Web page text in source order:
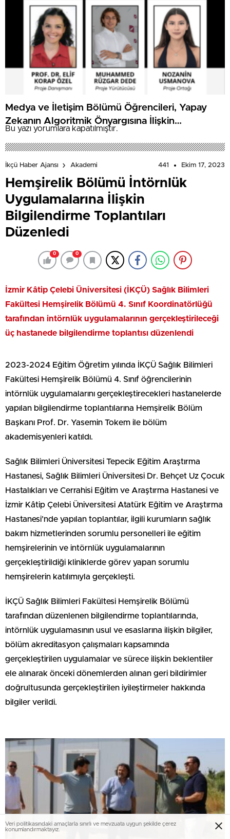
Medya ve İletişim Bölümü Öğrencileri, Yapay
Zekanın Algoritmik Önyargısına İlişkin
Farkındalık Düzeylerini Araştıracak
Bu yazı yorumlara kapatılmıştır.
İkçü Haber Ajansı Akademi 441 Ekim 17, 2023
Hemşirelik Bölümü İntörnlük
Uygulamalarına İlişkin
Bilgilendirme Toplantıları
Düzenledi
0 0
İzmir Kâtip Çelebi Üniversitesi (İKÇÜ) Sağlık Bilimleri
Fakültesi Hemşirelik Bölümü 4. Sınıf Koordinatörlüğü
tarafından intörnlük uygulamalarının gerçekleştirileceği
üç hastanede bilgilendirme toplantısı düzenlendi
2023-2024 Eğitim Öğretim yılında İKÇÜ Sağlık Bilimleri
Fakültesi Hemşirelik Bölümü 4. Sınıf öğrencilerinin
intörnlük uygulamalarını gerçekleştirecekleri hastanelerde
yapılan bilgilendirme toplantılarına Hemşirelik Bölüm
Başkanı Prof. Dr. Yasemin Tokem ile bölüm
akademisyenleri katıldı.
Sağlık Bilimleri Üniversitesi Tepecik Eğitim Araştırma
Hastanesi, Sağlık Bilimleri Üniversitesi Dr. Behçet Uz Çocuk
Hastalıkları ve Cerrahisi Eğitim ve Araştırma Hastanesi ve
İzmir Kâtip Çelebi Üniversitesi Atatürk Eğitim ve Araştırma
Hastanesi’nde yapılan toplantılar, ilgili kurumların sağlık
bakım hizmetlerinden sorumlu personelleri ile eğitim
hemşirelerinin ve intörnlük uygulamalarının
gerçekleştirildiği kliniklerde görev yapan sorumlu
hemşirelerin katılımıyla gerçekleşti.
İKÇÜ Sağlık Bilimleri Fakültesi Hemşirelik Bölümü
tarafından düzenlenen bilgilendirme toplantılarında,
intörnlük uygulamasının usul ve esaslarına ilişkin bilgiler,
bölüm akreditasyon çalışmaları kapsamında
gerçekleştirilen uygulamalar ve sürece ilişkin beklentiler
ele alınarak önceki dönemlerden alınan geri bildirimler
doğrultusunda gerçekleştirilen iyileştirmeler hakkında
bilgiler verildi.
Veri politikasındaki amaçlarla sınırlı ve mevzuata uygun şekilde çerez
konumlandırmaktayız.